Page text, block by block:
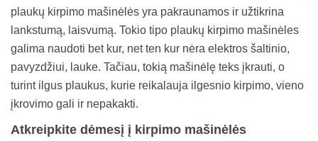
plaukų kirpimo mašinėlės yra pakraunamos ir užtikrina
lankstumą, laisvumą. Tokio tipo plaukų kirpimo mašinėles
galima naudoti bet kur, net ten kur nėra elektros šaltinio,
pavyzdžiui, lauke. Tačiau, tokią mašinėlę teks įkrauti, o
turint ilgus plaukus, kurie reikalauja ilgesnio kirpimo, vieno
įkrovimo gali ir nepakakti.
Atkreipkite dėmesį į kirpimo mašinėlės